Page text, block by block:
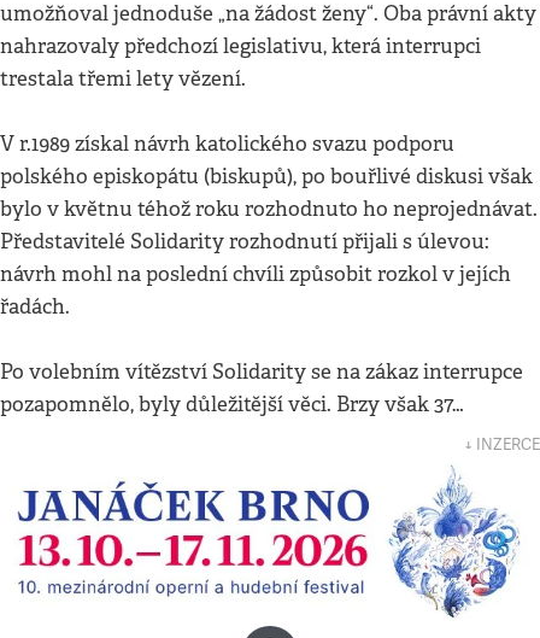
umožňoval jednoduše „na žádost ženy“. Oba právní akty
nahrazovaly předchozí legislativu, která interrupci
trestala třemi lety vězení.
V r.1989 získal návrh katolického svazu podporu
polského episkopátu (biskupů), po bouřlivé diskusi však
bylo v květnu téhož roku rozhodnuto ho neprojednávat.
Představitelé Solidarity rozhodnutí přijali s úlevou:
návrh mohl na poslední chvíli způsobit rozkol v jejích
řadách.
Po volebním vítězství Solidarity se na zákaz interrupce
pozapomnělo, byly důležitější věci. Brzy však 37…
↓ INZERCE